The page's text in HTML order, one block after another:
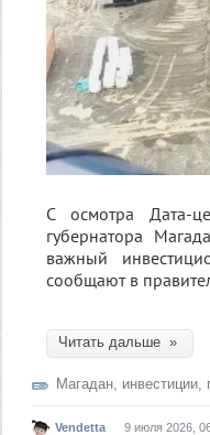
С осмотра Дата-
губернатора
важный
сообщают в
Читать дальше »
Магадан инвестиции
Vendetta 9 июля 2026,